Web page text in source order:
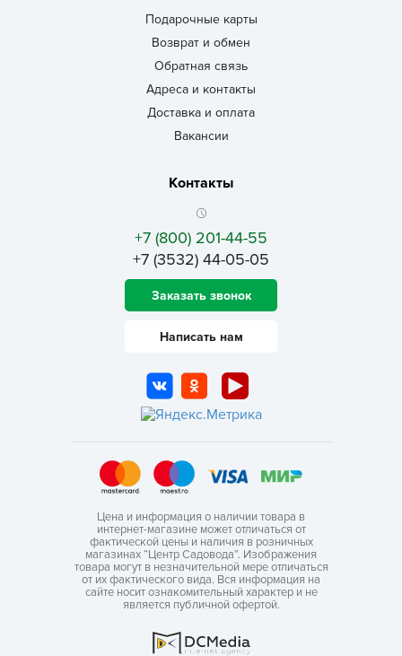
Подарочные карты
Возврат и обмен
Обратная связь
Адреса и контакты
Доставка и оплата
Вакансии
Контакты
+7 (800) 201-44-55
+7 (3532) 44-05-05
Заказать звонок
Написать нам
Цена и информация о наличии товара в
интернет-магазине может отличаться от
фактической цены и наличия в розничных
магазинах “Центр Садовода”. Изображения
товара могут в незначительной мере отличаться
от их фактического вида. Вся информация на
сайте носит ознакомительный характер и не
является публичной офертой.